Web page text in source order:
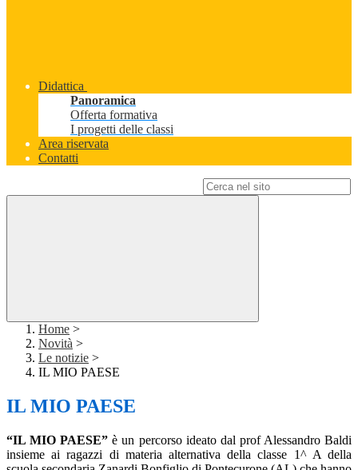
Didattica
Panoramica
Offerta formativa
I progetti delle classi
Area riservata
Contatti
Home >
Novità >
Le notizie >
IL MIO PAESE
IL MIO PAESE
“IL MIO PAESE” è un percorso ideato dal prof Alessandro Baldi
insieme ai ragazzi di materia alternativa della classe 1^ A della